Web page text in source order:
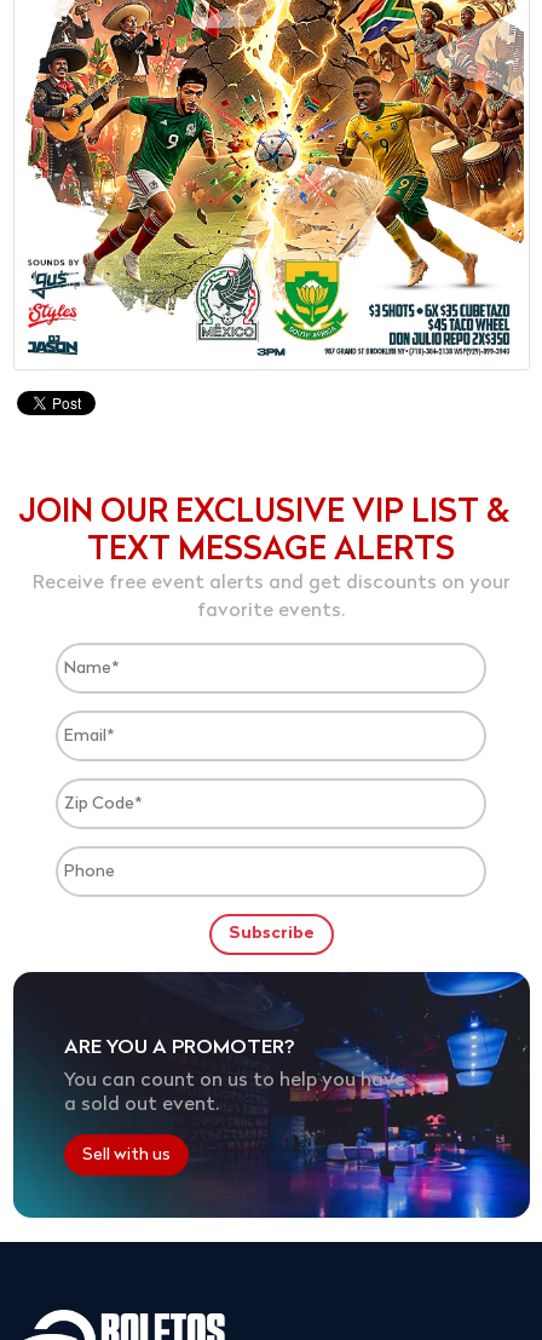
JOIN OUR EXCLUSIVE VIP LIST &
TEXT MESSAGE ALERTS
Receive free event alerts and get discounts on your
favorite events.
ARE YOU A PROMOTER?
You can count on us to help you have
a sold out event.
Sell with us